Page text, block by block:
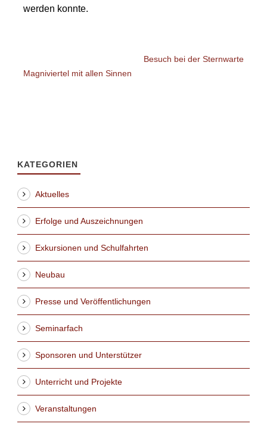
werden konnte.
Besuch bei der Sternwarte
Magniviertel mit allen Sinnen
KATEGORIEN
Aktuelles
Erfolge und Auszeichnungen
Exkursionen und Schulfahrten
Neubau
Presse und Veröffentlichungen
Seminarfach
Sponsoren und Unterstützer
Unterricht und Projekte
Veranstaltungen